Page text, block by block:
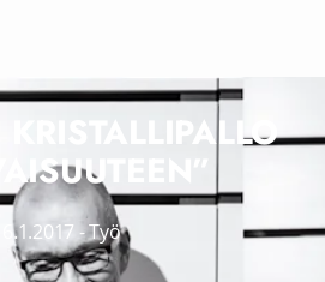
16.1.2017 -Työ